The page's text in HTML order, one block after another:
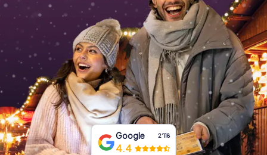
IT
Tickets buchen
Gutscheine bestellen
Google 2‘118
4.4